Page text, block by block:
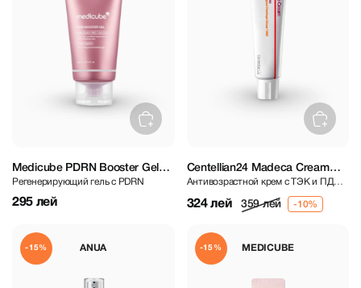
Medicube PDRN Booster Gel
300 ml
Регенерирующий гель с PDRN
295 лей
Centellian24 Madeca Cream
Time Reverse 50 ml
Антивозрастной крем с ТЭК и ПДРН
для регенерации и восстановления
кожного барьера
324 лей 359 лей
ANUA
-15% MEDICUBE
-15%